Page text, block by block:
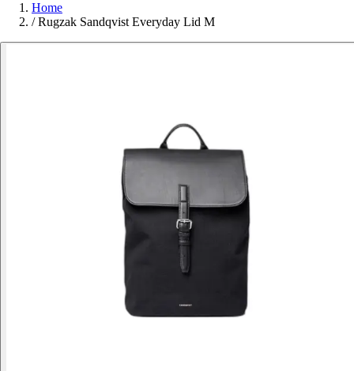
Home
/ Rugzak Sandqvist Everyday Lid M